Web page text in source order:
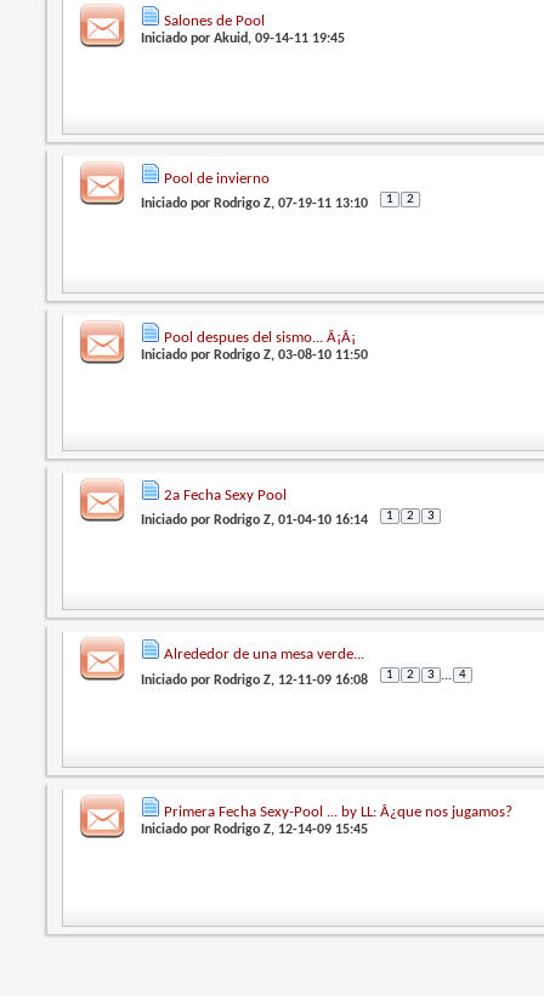
Salones de Pool
Iniciado porAkuid, 09-14-11 19:45
Pool de invierno
Iniciado porRodrigo Z, 07-19-11 13:10 1 2
Pool despues del sismo... Â¡Â¡
Iniciado por Rodrigo Z, 03-08-10 11:50
2a Fecha Sexy Pool
Iniciado por Rodrigo Z, 01-04-10 16:14 1 2 3
Alrededor de una mesa verde...
Iniciado por Rodrigo Z, 12-11-09 16:08 1 2 3 ... 4
Primera Fecha Sexy-Pool ... by LL: Â¿que nos jugamos?
Iniciado por Rodrigo Z, 12-14-09 15:45